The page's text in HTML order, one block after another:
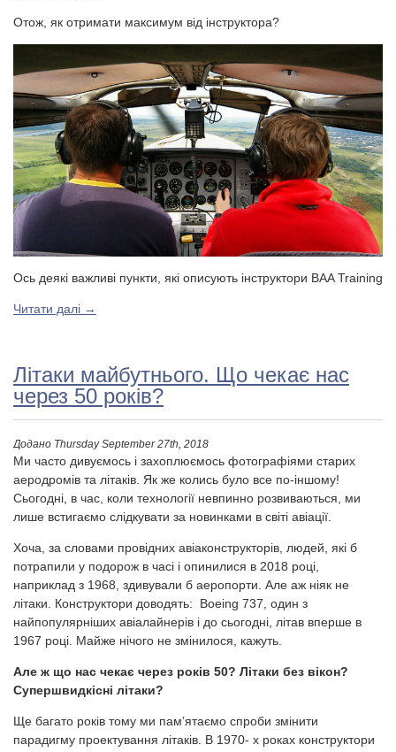
Отож, як отримати максимум від інструктора?
Ось деякі важливі пункти, які описують інструктори BAA Training
Читати далі →
Літаки майбутнього. Що чекає нас
через 50 років?
Додано Thursday September 27th, 2018
Ми часто дивуємось і захоплюємось фотографіями старих
аеродромів та літаків. Як же колись було все по-іншому!
Сьогодні, в час, коли технології невпинно розвиваються, ми
лише встигаємо слідкувати за новинками в світі авіації.
Хоча, за словами провідних авіаконструкторів, людей, які б
потрапили у подорож в часі і опинилися в 2018 році,
наприклад з 1968, здивували б аеропорти. Але аж ніяк не
літаки. Конструктори доводять: Boeing 737, один з
найпопулярніших авіалайнерів і до сьогодні, літав вперше в
1967 році. Майже нічого не змінилося, кажуть.
Але ж що нас чекає через років 50? Літаки без вікон?
Супершвидкісні літаки?
Ще багато років тому ми пам’ятаємо спроби змінити
парадигму проектування літаків. В 1970- х роках конструктори